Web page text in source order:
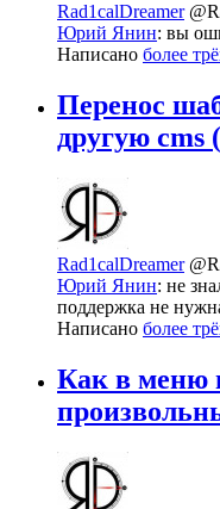
Rad1calDreamer
Юрий Янин: вы
Написано более
Перенос
другую cms
Rad1calDreamer
Юрий Янин: не
поддержка не
Написано более
Как в меню